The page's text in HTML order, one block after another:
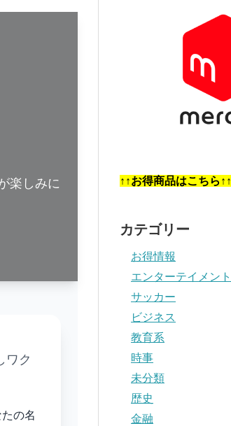
楽しみに
ワク
の名
↑↑お得商品はこちら↑↑
カテゴリー
お得情報
エンターテイメント
サッカー
ビジネス
教育系
時事
未分類
歴史
金融